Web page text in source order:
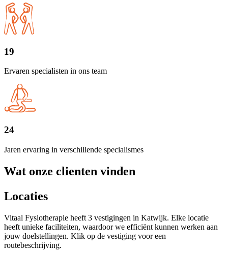
19
Ervaren specialisten in ons team
24
Jaren ervaring in verschillende specialismes
Wat onze clienten vinden
Locaties
Vitaal Fysiotherapie heeft 3 vestigingen in Katwijk. Elke locatie
heeft unieke faciliteiten, waardoor we efficiënt kunnen werken aan
jouw doelstellingen. Klik op de vestiging voor een
routebeschrijving.